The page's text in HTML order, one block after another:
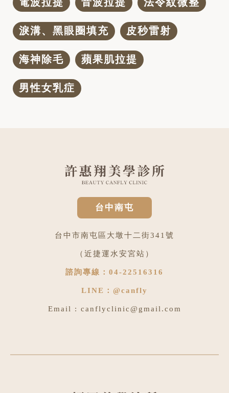
電波拉提 音波拉提 法令紋微整
淚溝、黑眼圈填充 皮秒雷射
海神除毛 蘋果肌拉提
男性女乳症
台中南屯
台中市南屯區大墩十二街341號
（近捷運水安宮站）
諮詢專線： 04-22516316
LINE： @canfly
Email : canflyclinic@gmail.com